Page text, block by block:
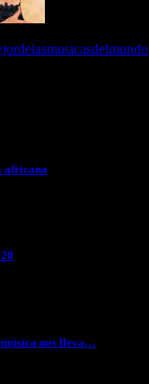
africana
nos lleva…